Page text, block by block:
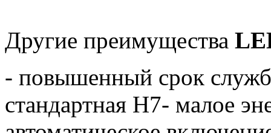
Другие преимущества
- повышенный срок
стандартная Н7- малое